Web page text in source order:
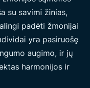
su savimi žinias,
padėti žmonijai
yra pasiruošę
augimo, ir jų
harmonijos ir